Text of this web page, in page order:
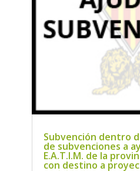
Subvención dentro
de subvenciones a
E.A.T.I.M. de la
con destino a